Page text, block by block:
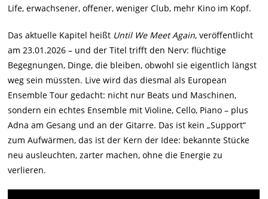
Life, erwachsener, offener, weniger Club, mehr Kino im Kopf.
Das aktuelle Kapitel heißt Until We Meet Again, veröffentlicht
am 23.01.2026 – und der Titel trifft den Nerv: flüchtige
Begegnungen, Dinge, die bleiben, obwohl sie eigentlich längst
weg sein müssten. Live wird das diesmal als European
Ensemble Tour gedacht: nicht nur Beats und Maschinen,
sondern ein echtes Ensemble mit Violine, Cello, Piano – plus
Adna am Gesang und an der Gitarre. Das ist kein „Support“
zum Aufwärmen, das ist der Kern der Idee: bekannte Stücke
neu ausleuchten, zarter machen, ohne die Energie zu
verlieren.